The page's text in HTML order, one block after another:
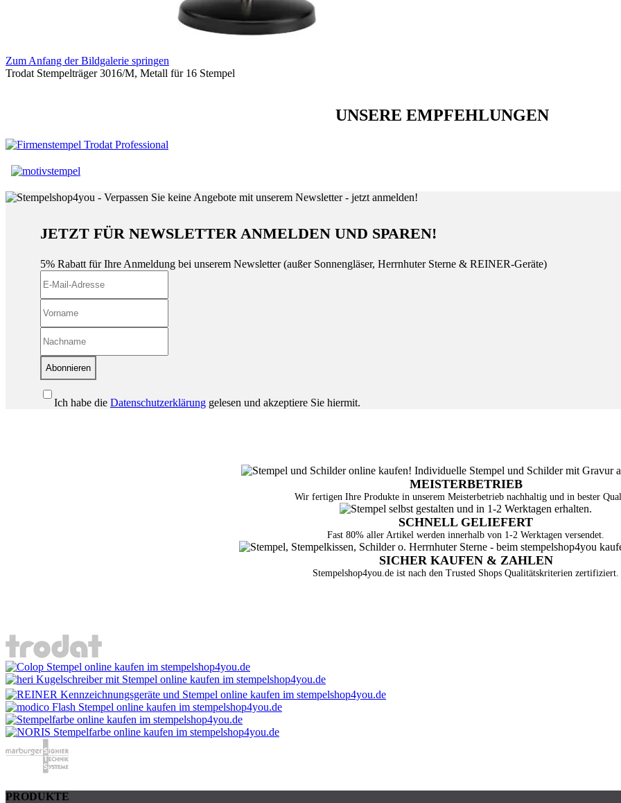
Zum Anfang der Bildgalerie springen
Trodat Stempelträger 3016/M, Metall für 16 Stempel
UNSERE EMPFEHLUNGEN
JETZT FÜR NEWSLETTER ANMELDEN UND SPAREN!
5% Rabatt für Ihre Anmeldung bei unserem Newsletter (außer Sonnengläser, Herrnhuter Sterne & REINER-Geräte)
Abonnieren
Ich habe die Datenschutzerklärung gelesen und akzeptiere Sie hiermit.
MEISTERBETRIEB
Wir fertigen Ihre Produkte in unserem Meisterbetrieb nachhaltig und in bester
SCHNELL GELIEFERT
Fast 80% aller Artikel werden innerhalb von 1-2 Werktagen versendet.
SICHER KAUFEN & ZAHLEN
Stempelshop4you.de ist nach den Trusted Shops Qualitätskriterien zertifiziert.
PRODUKTE